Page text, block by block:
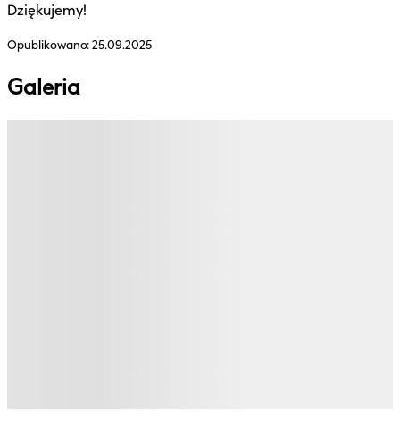
Dziękujemy!
Opublikowano:25.09.2025
Galeria